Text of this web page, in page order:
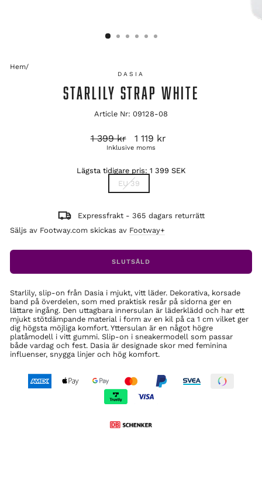
Hem/
DASIA
STARLILY STRAP WHITE
Article Nr: 09128-08
Ordinarie
1 399 kr Reapris
1 119 kr
Inklusive moms
Lägsta tidigare pris: 1 399 SEK
EU 39
Expressfrakt - 365 dagars returrätt
Säljs av Footway.com skickas av Footway+
SLUTSÅLD
Starlily, slip-on från Dasia i mjukt, vitt läder. Dekorativa, korsade
band på överdelen, som med praktisk resår på sidorna ger en
lättare ingång. Den uttagbara innersulan är läderklädd och har ett
mjukt stötdämpande material i form av en kil på ca 1 cm vilket ger
dig högsta möjliga komfort. Yttersulan är en något högre
platåmodell i vitt gummi. Slip-on i sneakermodell som passar
både vardag och fest. Dasia är designade skor med feminina
influenser, snygga linjer och hög komfort.